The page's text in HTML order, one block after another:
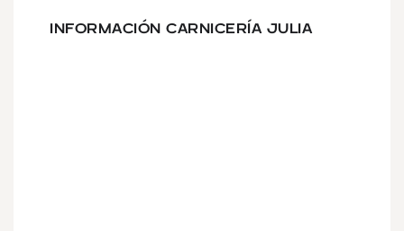
INFORMACIÓN CARNICERÍA JULIA